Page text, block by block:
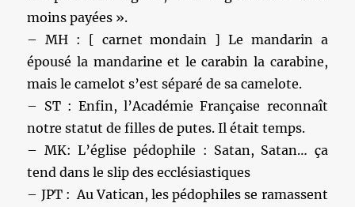
moins payées ».
– MH : [ carnet mondain ] Le mandarin a
épousé la mandarine et le carabin la carabine,
mais le camelot s’est séparé de sa camelote.
– ST : Enfin, l’Académie Française reconnaît
notre statut de filles de putes. Il était temps.
– MK: L’église pédophile : Satan, Satan… ça
tend dans le slip des ecclésiastiques
– JPT : Au Vatican, les pédophiles se ramassent